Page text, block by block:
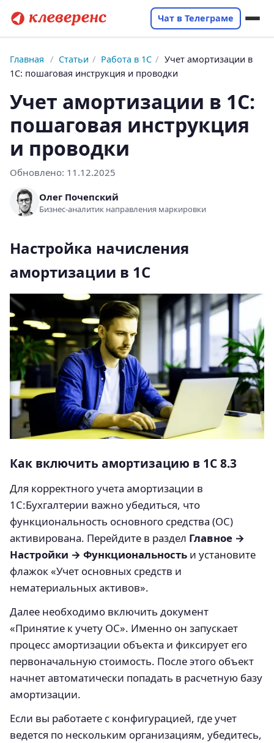
Чат в Телеграме
Главная / Статьи / Работа в 1С / Учет амортизации в
1С: пошаговая инструкция и проводки
Учет амортизации в 1С:
пошаговая инструкция
и проводки
Обновлено: 11.12.2025
Олег Почепский
Бизнес-аналитик направления маркировки
Настройка начисления
амортизации в 1С
Как включить амортизацию в 1С 8.3
Для корректного учета амортизации в
1С:Бухгалтерии важно убедиться, что
функциональность основного средства (ОС)
активирована. Перейдите в раздел Главное →
Настройки → Функциональность и установите
флажок «Учет основных средств и
нематериальных активов».
Далее необходимо включить документ
«Принятие к учету ОС». Именно он запускает
процесс амортизации объекта и фиксирует его
первоначальную стоимость. После этого объект
начнет автоматически попадать в расчетную базу
амортизации.
Если вы работаете с конфигурацией, где учет
ведется по нескольким организациям, убедитесь,